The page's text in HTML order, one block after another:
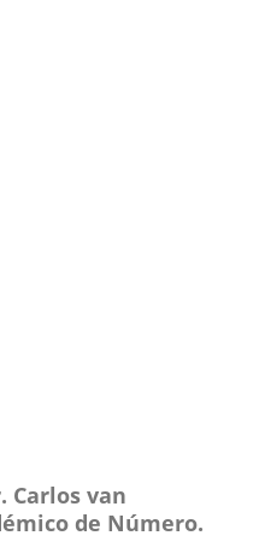
Carlos van
de Número.